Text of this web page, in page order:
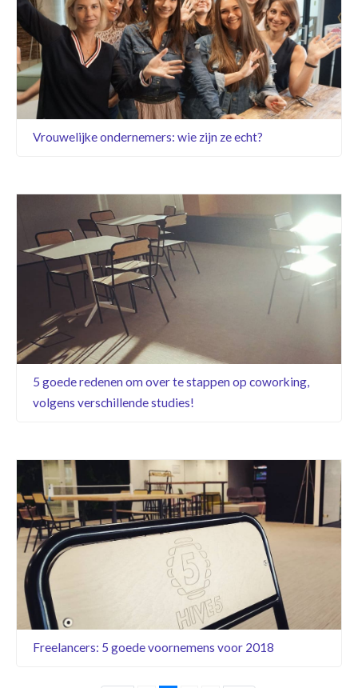
Vrouwelijke ondernemers: wie zijn ze echt?
5 goede redenen om over te stappen op coworking,
volgens verschillende studies!
Freelancers: 5 goede voornemens voor 2018